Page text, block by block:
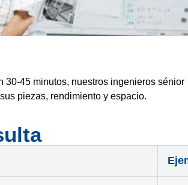
30-45 minutos, nuestros ingenieros sénior
piezas, rendimiento y espacio.